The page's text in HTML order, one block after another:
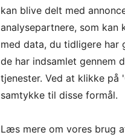
kan blive delt med
analysepartnere, som kan
med data, du tidligere har
de har indsamlet gennem
tjenester. Ved at klikke på
samtykke til disse formål.
Læs mere om vores brug